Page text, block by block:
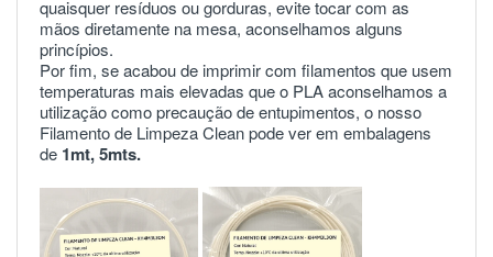
quaisquer resíduos ou gorduras, evite tocar com as
mãos diretamente na mesa, aconselhamos alguns
princípios.
Por fim, se acabou de imprimir com filamentos que usem
temperaturas mais elevadas que o PLA aconselhamos a
utilização como precaução de entupimentos, o nosso
Filamento de Limpeza Clean pode ver em embalagens
de 1mt,5mts.